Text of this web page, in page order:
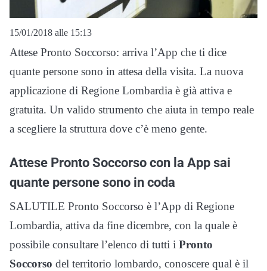
15/01/2018 alle 15:13
Attese Pronto Soccorso: arriva l’App che ti dice
quante persone sono in attesa della visita. La nuova
applicazione di Regione Lombardia è già attiva e
gratuita. Un valido strumento che aiuta in tempo reale
a scegliere la struttura dove c’è meno gente.
Attese Pronto Soccorso con la App sai
quante persone sono in coda
SALUTILE Pronto Soccorso è l’App di Regione
Lombardia, attiva da fine dicembre, con la quale è
possibile consultare l’elenco di tutti i Pronto
Soccorso del territorio lombardo, conoscere qual è il